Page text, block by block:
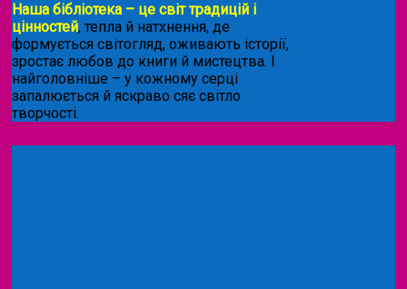
Наша бібліотека – це світ традицій і
цінностей, тепла й натхнення, де
формується світогляд, оживають історії,
зростає любов до книги й мистецтва. І
найголовніше – у кожному серці
запалюється й яскраво сяє світло
творчості.